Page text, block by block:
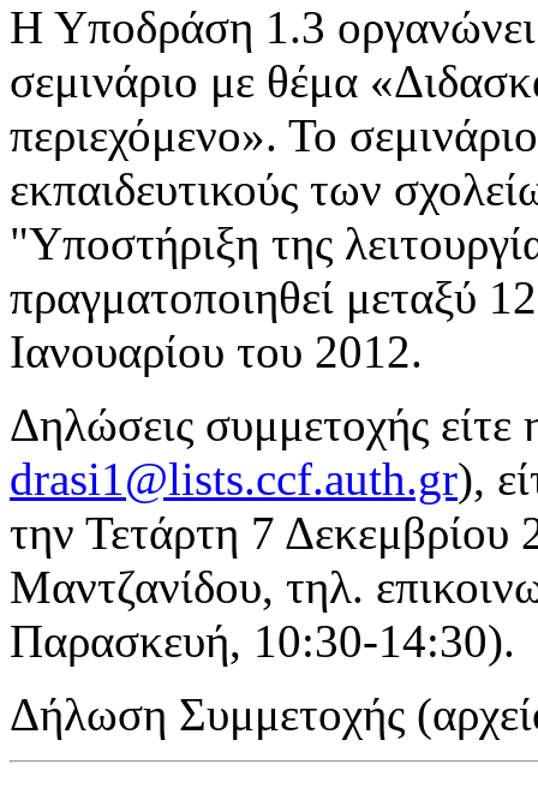
Η Υποδράση 1.3
σεμινάριο με θέμα
περιεχόμενο». Το
εκπαιδευτικούς των
"Υποστήριξη της
πραγματοποιηθεί μεταξύ
Ιανουαρίου του 2012.
Δηλώσεις συμμετοχής είτε
drasi1@lists.ccf.auth.gr),
την Τετάρτη 7
Μαντζανίδου, τηλ.
Παρασκευή, 10:30-14:30).
Δήλωση Συμμετοχής